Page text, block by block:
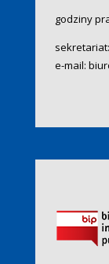
godziny
sekretariat:
e-mail: